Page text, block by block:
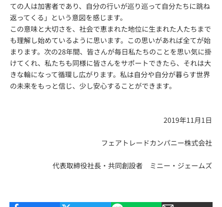
ての人は加害者であり、自分の行いが巡り巡って自分たちに跳ね
返ってくる」という意図を感じます。
この意味と大切さを、社会で恵まれた地位に生まれた人たちまで
も理解し始めているように思います。この思いがあれば全てが始
まります。次の28年間、皆さんが毎日私たちのことを思い気に掛
けてくれ、私たちも同様に皆さんをサポートできたら、それは大
きな輪になって循環し広がります。私は自分や自分が暮らす世界
の未来をもっと信じ、少し安心することができます。
2019年11月1日
フェアトレードカンパニー株式会社
代表取締役社長・共同創設者 ミニー・ジェームズ